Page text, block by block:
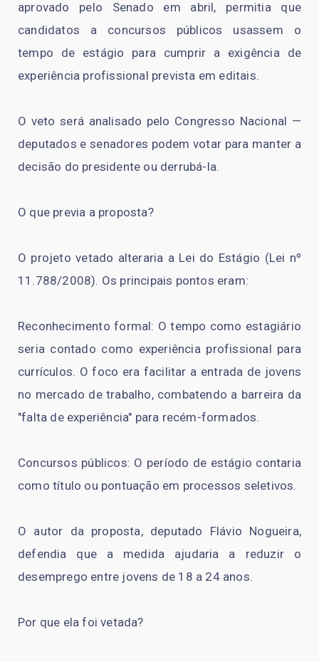
aprovado pelo Senado em abril, permitia que
candidatos a concursos públicos usassem o
tempo de estágio para cumprir a exigência de
experiência profissional prevista em editais.
O veto será analisado pelo Congresso Nacional —
deputados e senadores podem votar para manter a
decisão do presidente ou derrubá-la.
O que previa a proposta?
O projeto vetado alteraria a Lei do Estágio (Lei nº
11.788/2008). Os principais pontos eram:
Reconhecimento formal: O tempo como estagiário
seria contado como experiência profissional para
currículos. O foco era facilitar a entrada de jovens
no mercado de trabalho, combatendo a barreira da
"falta de experiência" para recém-formados.
Concursos públicos: O período de estágio contaria
como título ou pontuação em processos seletivos.
O autor da proposta, deputado Flávio Nogueira,
defendia que a medida ajudaria a reduzir o
desemprego entre jovens de 18 a 24 anos.
Por que ela foi vetada?